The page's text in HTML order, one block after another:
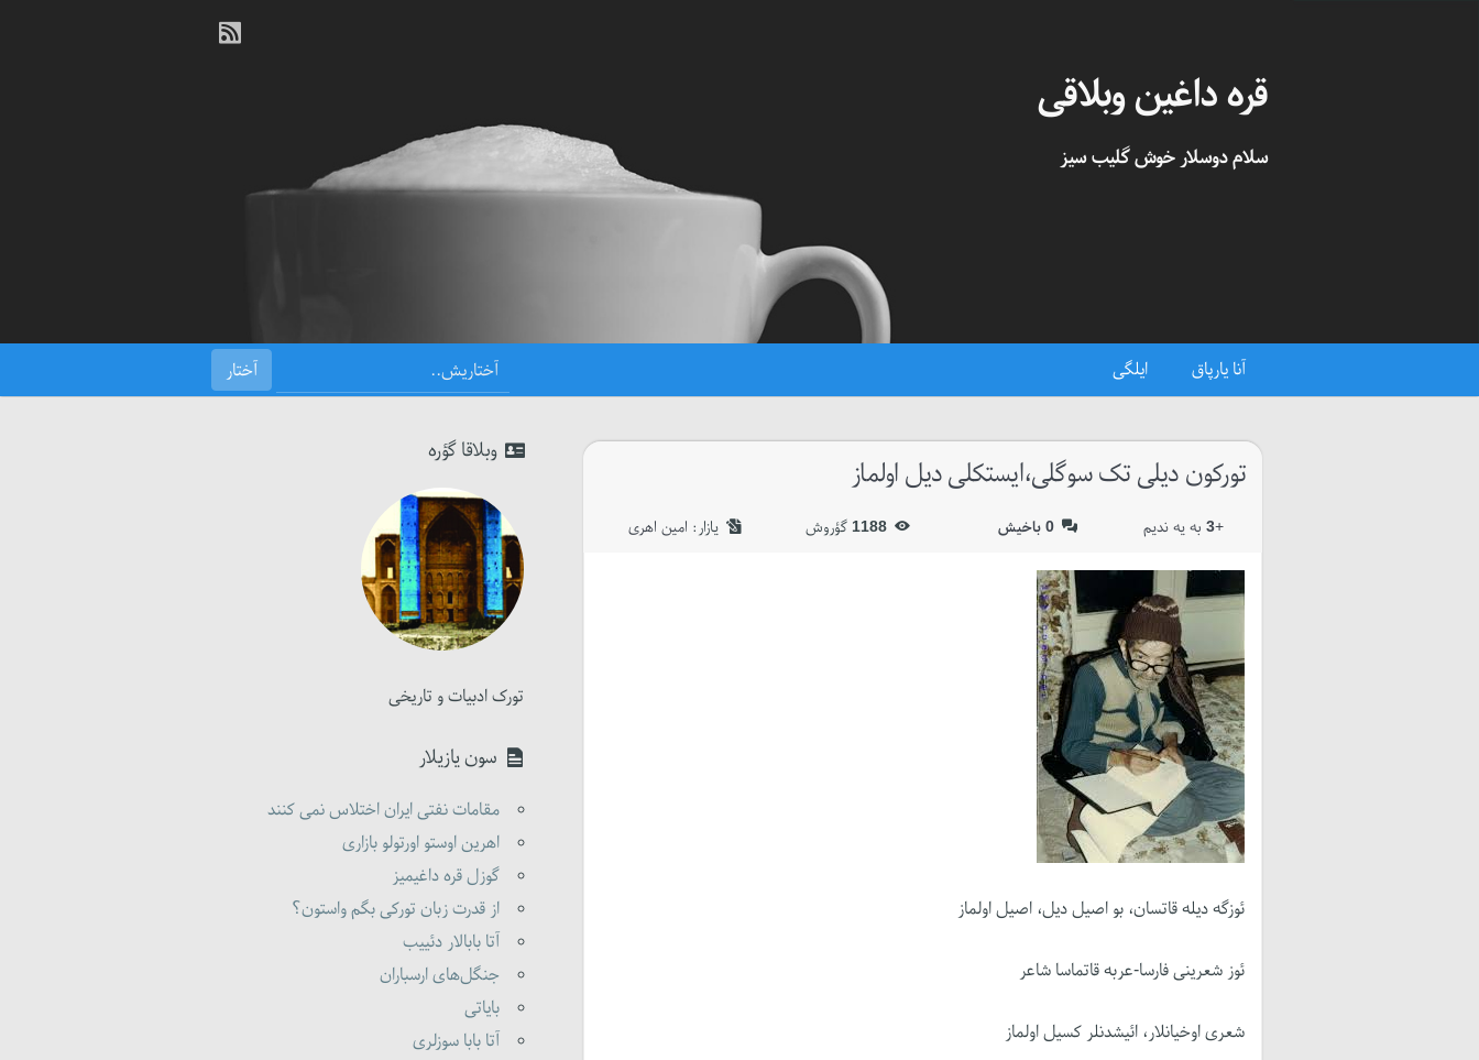
قره داغین وبلاقی
سلام دوسلار خوش گلیب سیز
آنا یارپاق ایلگی
تورکون دیلی تک سوگلی،ایستکلی دیل اولماز
+
3 به یه ندیم 0باخیش 1188 گؤروش یازار:‌ امین اهری
ئوزگه دیله قاتسان، بو اصیل دیل، اصیل اولماز
ئوز شعرینی فارسا-عربه قاتماسا شاعر
شعری اوخیانلار، ائیشدنلر کسیل اولماز
وبلاقا گؤره
تورک ادبیات و تاریخی
سون یازیلار
مقامات نفتی ایران اختلاس نمی کنند
اهرین اوستو اورتولو بازاری
گوزل قره داغیمیز
از قدرت زبان تورکی بگم واستون؟
آتا بابالار دئییب
جنگل‌های ارسباران
بایاتی
آتا بابا سوزلری